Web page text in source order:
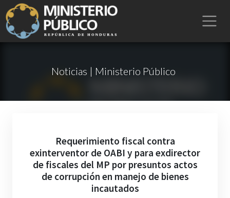
Noticias | Ministerio Público
Requerimiento fiscal contra
exinterventor de OABI y para exdirector
de fiscales del MP por presuntos actos
de corrupción en manejo de bienes
incautados